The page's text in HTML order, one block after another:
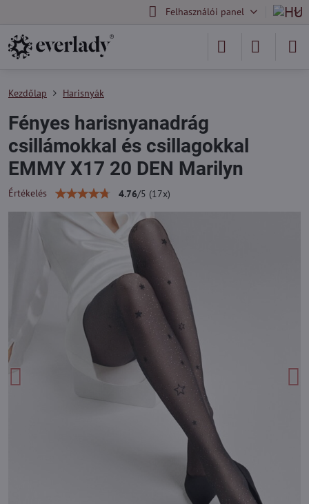
Felhasználói panel
Kezdőlap Harisnyák
Fényes harisnyanadrág
csillámokkal és csillagokkal
EMMY X17 20 DEN Marilyn
Értékelés 4.76/5 (17x)